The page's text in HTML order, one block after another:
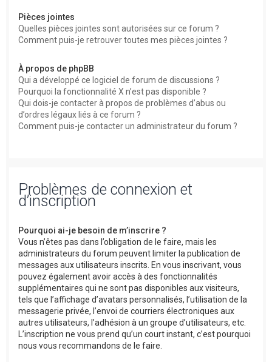
Pièces jointes
Quelles pièces jointes sont autorisées sur ce forum ?
Comment puis-je retrouver toutes mes pièces jointes ?
À propos de phpBB
Qui a développé ce logiciel de forum de discussions ?
Pourquoi la fonctionnalité X n’est pas disponible ?
Qui dois-je contacter à propos de problèmes d’abus ou
d’ordres légaux liés à ce forum ?
Comment puis-je contacter un administrateur du forum ?
Problèmes de connexion et
d’inscription
Pourquoi ai-je besoin de m’inscrire ?
Vous n’êtes pas dans l’obligation de le faire, mais les
administrateurs du forum peuvent limiter la publication de
messages aux utilisateurs inscrits. En vous inscrivant, vous
pouvez également avoir accès à des fonctionnalités
supplémentaires qui ne sont pas disponibles aux visiteurs,
tels que l’affichage d’avatars personnalisés, l’utilisation de la
messagerie privée, l’envoi de courriers électroniques aux
autres utilisateurs, l’adhésion à un groupe d’utilisateurs, etc.
L’inscription ne vous prend qu’un court instant, c’est pourquoi
nous vous recommandons de le faire.